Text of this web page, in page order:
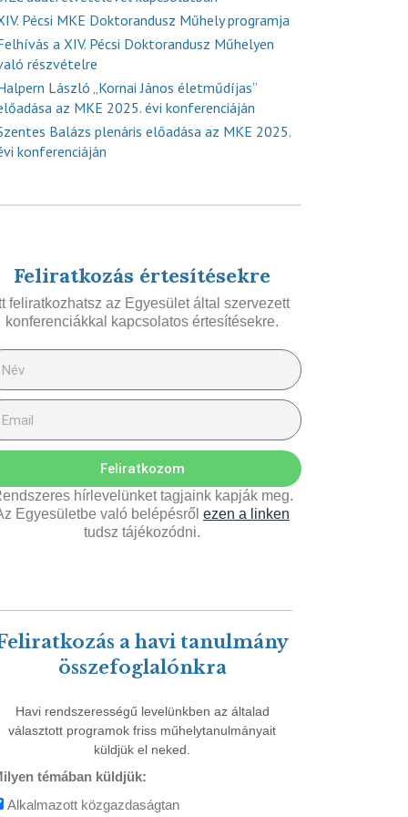
Pécsi MKE Doktorandusz Műhely programja
a XIV. Pécsi Doktorandusz Műhelyen
részvételre
László „Kornai János életműdíjas”
az MKE 2025. évi konferenciáján
Balázs plenáris előadása az MKE 2025.
konferenciáján
Feliratkozás értesítésekre
feliratkozhatsz az Egyesület által szervezett
konferenciákkal kapcsolatos értesítésekre.
Feliratkozom
hírlevelünket tagjaink kapják meg.
Egyesületbe való belépésről ezen a linken
tudsz tájékozódni.
a havi tanulmány
összefoglalónkra
Havi rendszerességű levelünkben az általad
választott programok friss műhelytanulmányait
küldjük el neked.
témában küldjük:
Alkalmazott közgazdaságtan